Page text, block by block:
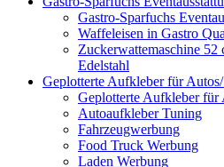
Gastro-Sparfuchs
Waffeleisen in Gastro
Zuckerwattemaschine 52
Edelstahl
Geplotterte Aufkleber für
Geplotterte Aufkleber für
Autoaufkleber Tuning
Fahrzeugwerbung
Food Truck Werbung
Laden Werbung